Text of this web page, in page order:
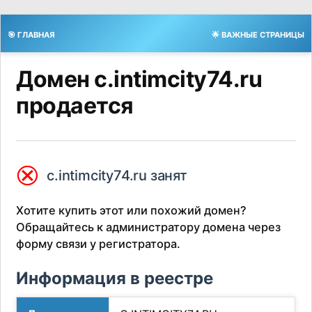
🎯 ГЛАВНАЯ 🌟 ВАЖНЫЕ СТРАНИЦЫ
Домен c.intimcity74.ru
продается
⮿ c.intimcity74.ru занят
Хотите купить этот или похожий домен?
Обращайтесь к администратору домена через
форму связи у регистратора.
Информация в реестре